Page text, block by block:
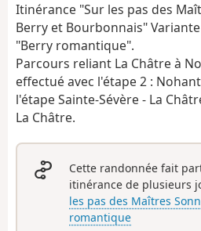
Itinérance "Sur les pas des
Berry et Bourbonnais"
"Berry romantique".
Parcours reliant La Châtre à
effectué avec l'étape 2 :
l'étape Sainte-Sévère - La
La Châtre.
Cette randonnée fait
itinérance de plusieurs
les pas des Maîtres
romantique